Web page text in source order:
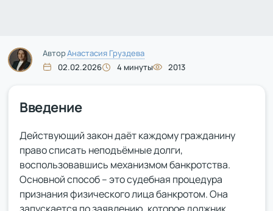
АвторАнастасия Груздева
02.02.2026
4 минуты 2013
Введение
Действующий закон даёт каждому гражданину
право списать неподъёмные долги,
воспользовавшись механизмом банкротства.
Основной способ – это судебная процедура
признания физического лица банкротом. Она